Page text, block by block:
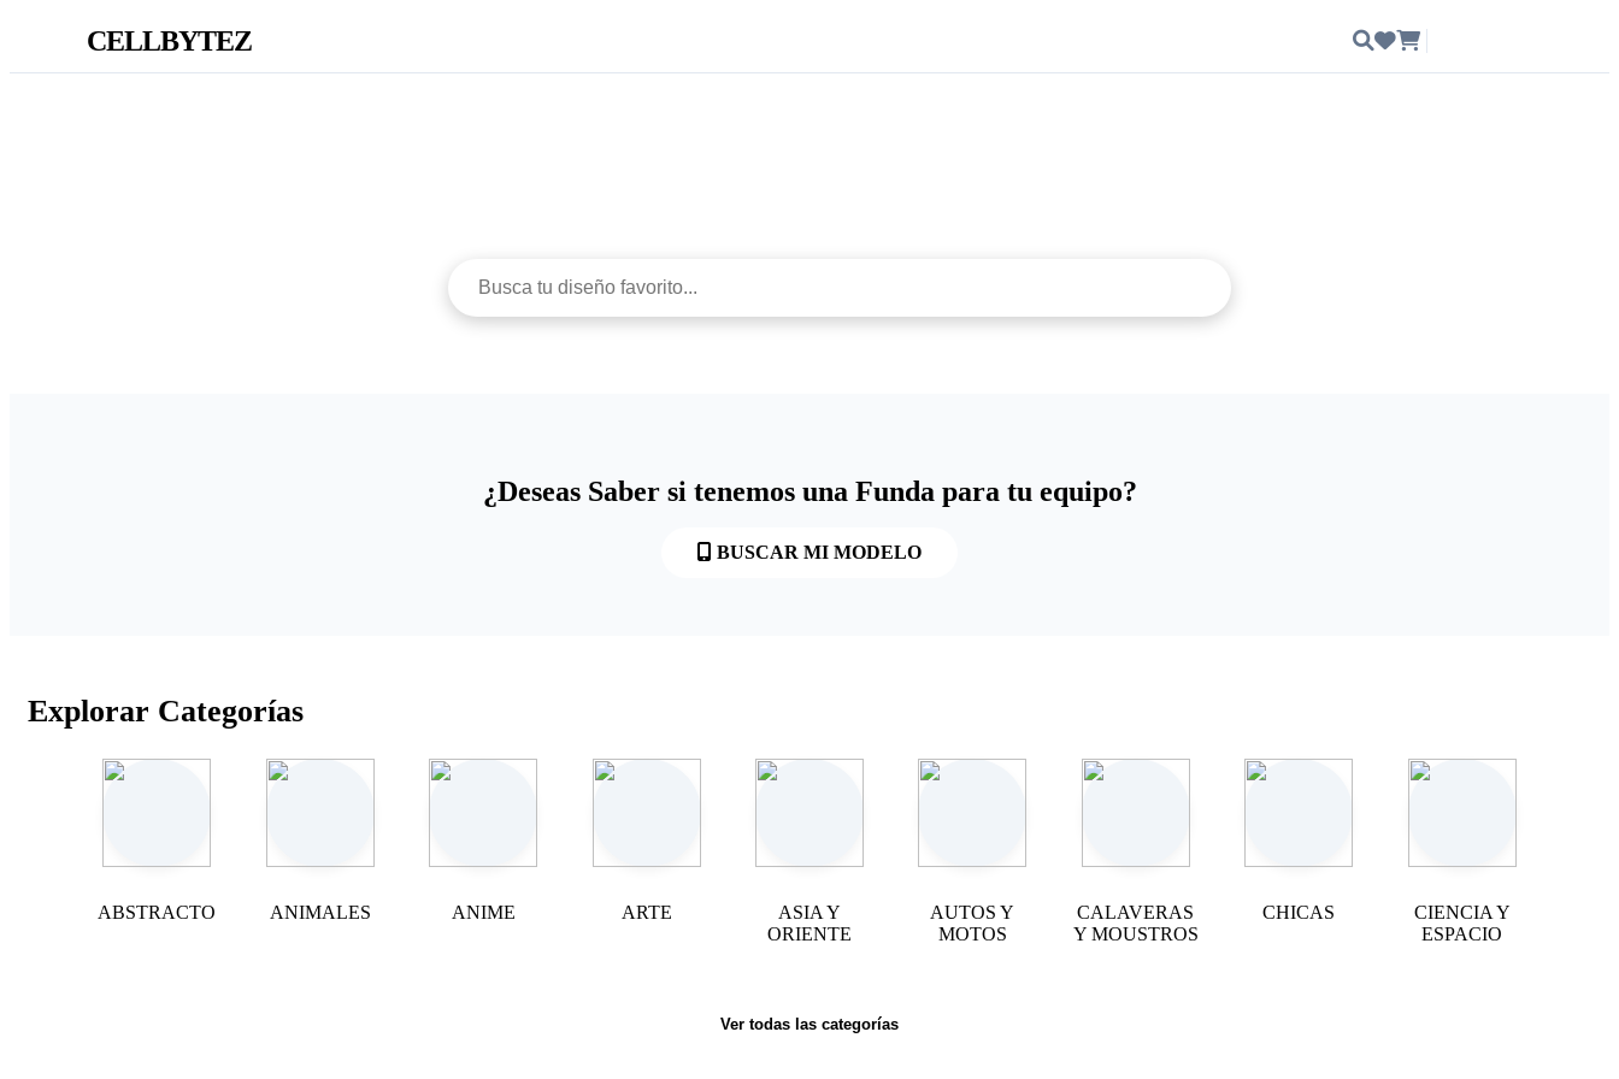
CELLBYTEZ
¿Deseas Saber si tenemos una Funda para tu equipo?
BUSCAR MI MODELO
Explorar Categorías
ABSTRACTO ANIMALES ANIME ARTE
ASIA Y
ORIENTE
AUTOS Y
MOTOS
CALAVERAS
Y MOUSTROS
CHICAS
CIENCIA Y
ESPACIO
Ver todas las categorías